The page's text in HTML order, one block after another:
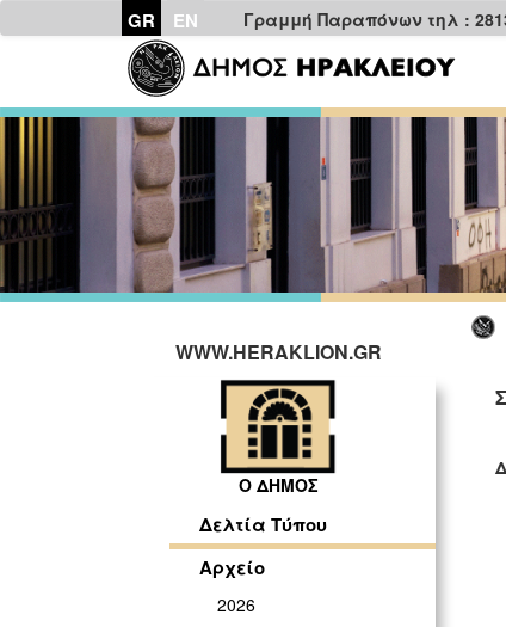
GR EN Γραμμή Παραπόνων τηλ :
WWW.HERAKLION.GR
Ο ΔΗΜΟΣ
Δελτία Τύπου
Αρχείο
2026